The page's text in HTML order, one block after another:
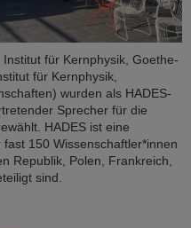
für Kernphysik, Goethe-
für Kernphysik,
wurden als HADES-
Sprecher für die
HADES ist eine
150 Wissenschaftler*innen
Republik, Polen, Frankreich,
sind.